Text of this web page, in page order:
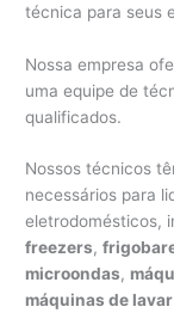
técnica para seus
Nossa empresa
uma equipe de
qualificados.
Nossos técnicos
necessários para
eletrodomésticos,
freezers,
microondas,
máquinas de